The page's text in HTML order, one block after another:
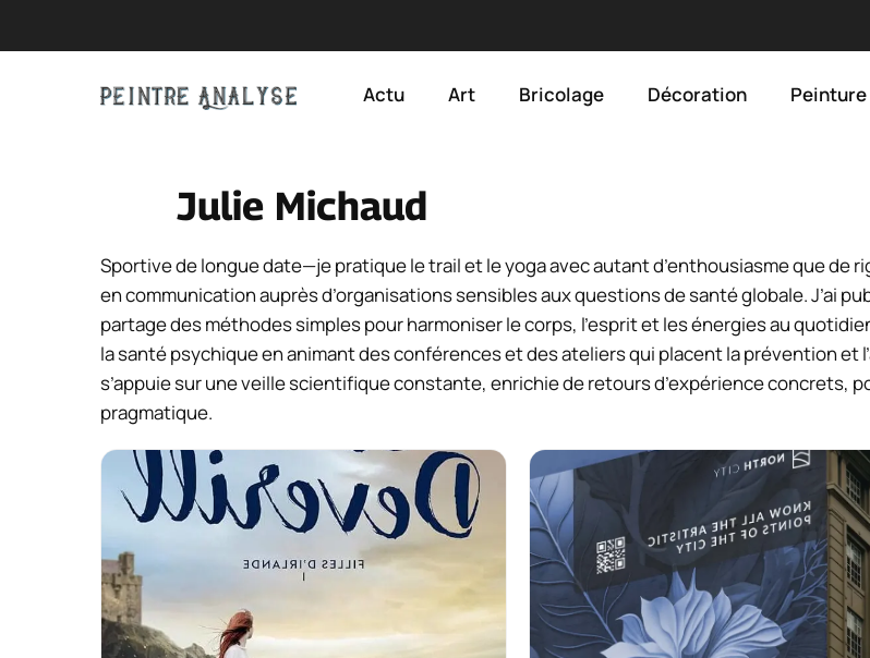
Actu Art Bricolage Décoration Peinture
Julie Michaud
Sportive de longue date—je pratique le trail et le yoga avec autant d’enthousiasme que de
en communication auprès d’organisations sensibles aux questions de santé globale. J’ai
partage des méthodes simples pour harmoniser le corps, l’esprit et les énergies au
la santé psychique en animant des conférences et des ateliers qui placent la prévention et
s’appuie sur une veille scientifique constante, enrichie de retours d’expérience concrets,
pragmatique.